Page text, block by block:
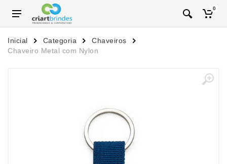
0
Inicial Categoria
Chaveiros
Chaveiro Metal com Nylon